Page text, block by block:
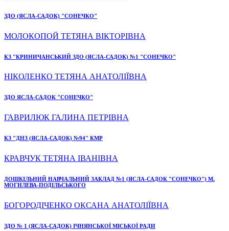
ЗДО (ЯСЛА-САДОК) "СОНЕЧКО"
МОЛОКОПОЙ ТЕТЯНА ВІКТОРІВНА
КЗ "КРИНИЧАНСЬКИЙ ЗДО (ЯСЛА-САДОК) №1 "СОНЕЧКО"
НІКОЛЕНКО ТЕТЯНА АНАТОЛІЇВНА
ЗДО ЯСЛА-САДОК "СОНЕЧКО"
ГАВРИЛЮК ГАЛИНА ПЕТРІВНА
КЗ "ДНЗ (ЯСЛА-САДОК) №94" КМР
КРАВЧУК ТЕТЯНА ІВАНІВНА
ДОШКІЛЬНИЙ НАВЧАЛЬНИЙ ЗАКЛАД №1 (ЯСЛА-САДОК "СОНЕЧКО") М.
МОГИЛЕВА-ПОДІЛЬСЬКОГО
БОГОРОДІЧЕНКО ОКСАНА АНАТОЛІЇВНА
ЗДО № 1 (ЯСЛА-САДОК) ІЧНЯНСЬКОЇ МІСЬКОЇ РАДИ